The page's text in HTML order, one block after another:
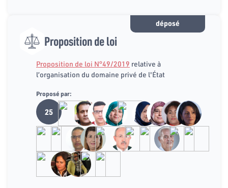
déposé
Proposition de loi
Proposition de loi N°49/2019 relative à
l’organisation du domaine privé de l'État
Proposé par:
25